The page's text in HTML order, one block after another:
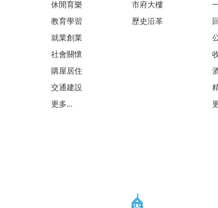
休閒育樂
教育學習
就業創業
社會關懷
購屋居住
交通建設
更多...
市府大樓
歷史沿革